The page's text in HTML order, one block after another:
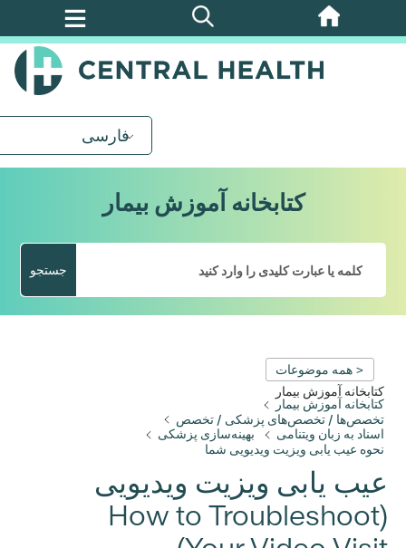
پرش
فارسی
کتابخانه آموزش بیمار
جستجو
< همه موضوعات
کتابخانه آموزش بیمار
کتابخانه آموزش بیمار
تخصص‌ها / تخصص‌های پزشکی / تخصص
اسناد به زبان ویتنامی
بهینه‌سازی پزشکی
نحوه عیب یابی ویزیت ویدیویی شما
عیب یابی ویزیت ویدیویی
(How to Troubleshoot